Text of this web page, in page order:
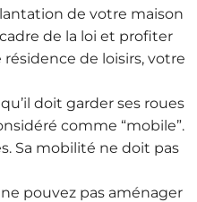
de votre maison
de la loi et profiter
de loisirs, votre
doit garder ses roues
comme “mobile”.
Sa mobilité ne doit pas
pouvez pas aménager